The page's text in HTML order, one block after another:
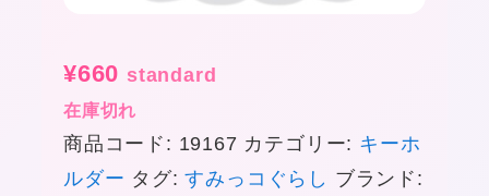
¥660 standard
在庫切れ
商品コード: 19167 カテゴリー: キーホ
ルダー タグ:すみっコぐらし ブランド: